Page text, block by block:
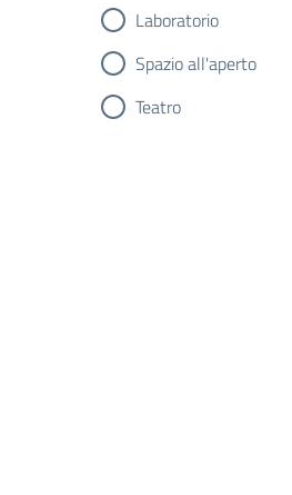
Laboratorio
Spazio all'aperto
Teatro